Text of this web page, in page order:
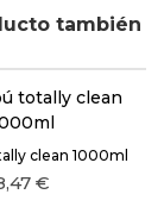
también
clean 1000ml
€